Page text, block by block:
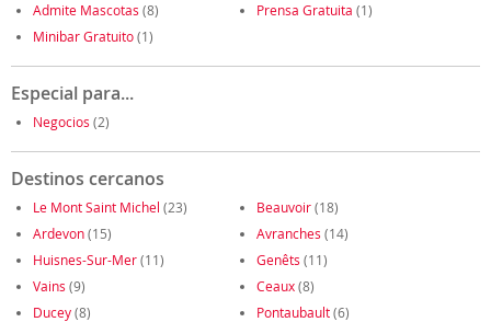
Admite Mascotas (8) Prensa Gratuita (1)
Minibar Gratuito(1)
Especial para...
Negocios (2)
Destinos cercanos
Le Mont Saint Michel (23) Beauvoir(18)
Ardevon(15) Avranches (14)
Huisnes-Sur-Mer(11) Genêts (11)
Vains (9) Ceaux(8)
Ducey(8) Pontaubault(6)